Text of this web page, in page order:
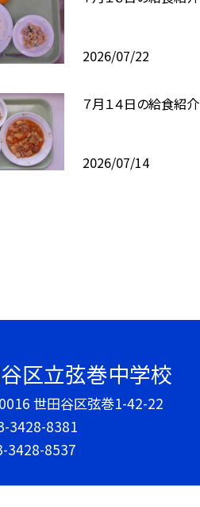
2026/07/22
７月１４日の給食紹介
2026/07/14
区立弦巻中学校
世田谷区弦巻1-42-22
3428-8381
3428-8537